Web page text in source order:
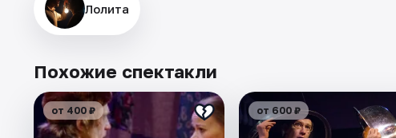
Лолита
Похожие спектакли
от 400 ₽ от 600 ₽